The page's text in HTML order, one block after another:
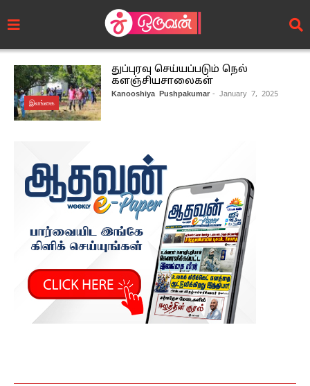
இலங்கை
துப்புரவு செய்யப்படும் நெல்
களஞ்சியசாலைகள்
Kanooshiya Pushpakumar - January 7, 2025